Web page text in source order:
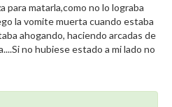
para matarla,como no lo lograba
la vomite muerta cuando estaba
ahogando, haciendo arcadas de
no hubiese estado a mi lado no